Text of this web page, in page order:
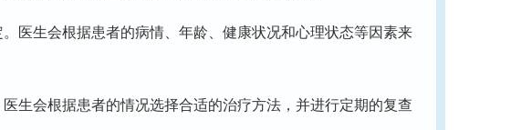
医生会根据患者的病情、年龄、健康状况和心理状态等因素来
生会根据患者的情况选择合适的治疗方法，并进行定期的复查